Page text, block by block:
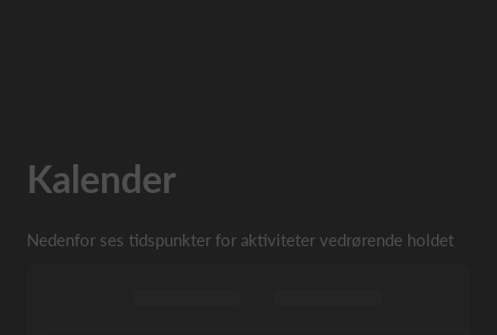
Kalender
Nedenfor ses tidspunkter for aktiviteter vedrørende holdet